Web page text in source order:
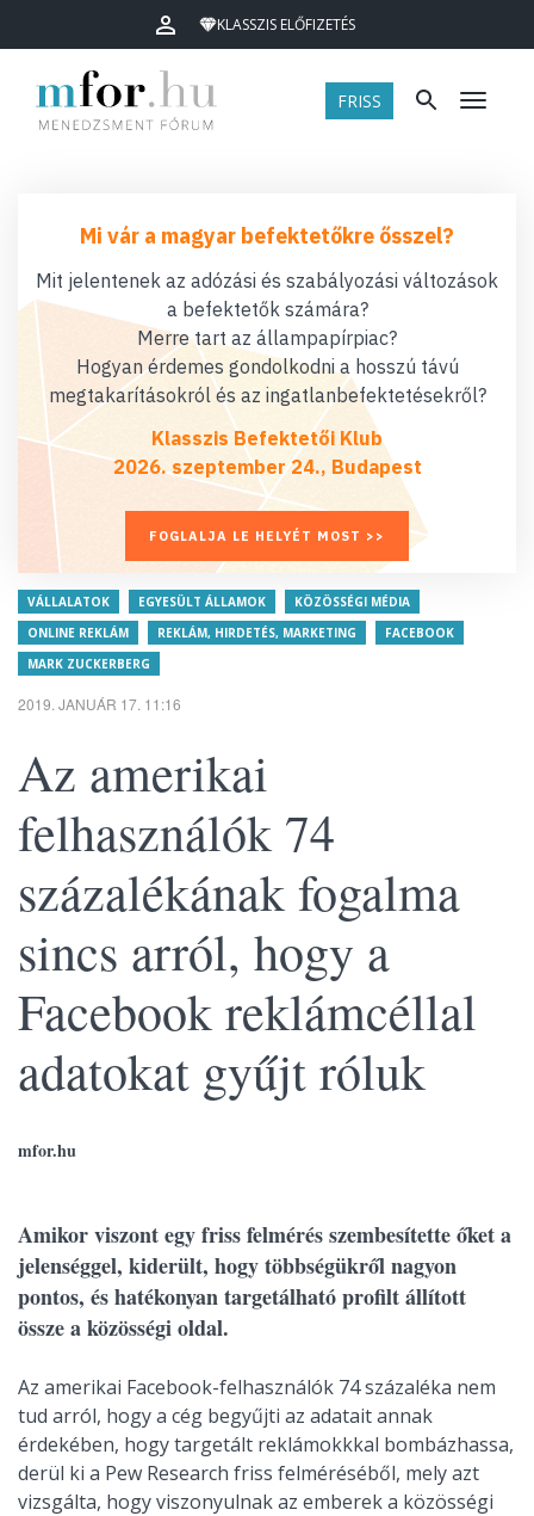
KLASSZIS ELŐFIZETÉS
FRISS Menü
Mi vár a magyar befektetőkre ősszel?
Mit jelentenek az adózási és szabályozási változások
a befektetők számára?
Merre tart az állampapírpiac?
Hogyan érdemes gondolkodni a hosszú távú
megtakarításokról és az ingatlanbefektetésekről?
Klasszis Befektetői Klub
2026. szeptember 24., Budapest
FOGLALJA LE HELYÉT MOST >>
VÁLLALATOK EGYESÜLT ÁLLAMOK
KÖZÖSSÉGI MÉDIA
ONLINE REKLÁM
REKLÁM, HIRDETÉS, MARKETING
FACEBOOK
MARK ZUCKERBERG
2019. JANUÁR 17. 11:16
Az amerikai
felhasználók 74
százalékának fogalma
sincs arról, hogy a
Facebook reklámcéllal
adatokat gyűjt róluk
mfor.hu
Amikor viszont egy friss felmérés szembesítette őket a
jelenséggel, kiderült, hogy többségükről nagyon
pontos, és hatékonyan targetálható profilt állított
össze a közösségi oldal.
Az amerikai Facebook-felhasználók 74 százaléka nem
tud arról, hogy a cég begyűjti az adatait annak
érdekében, hogy targetált reklámokkkal bombázhassa,
derül ki a Pew Research friss felméréséből, mely azt
vizsgálta, hogy viszonyulnak az emberek a közösségi